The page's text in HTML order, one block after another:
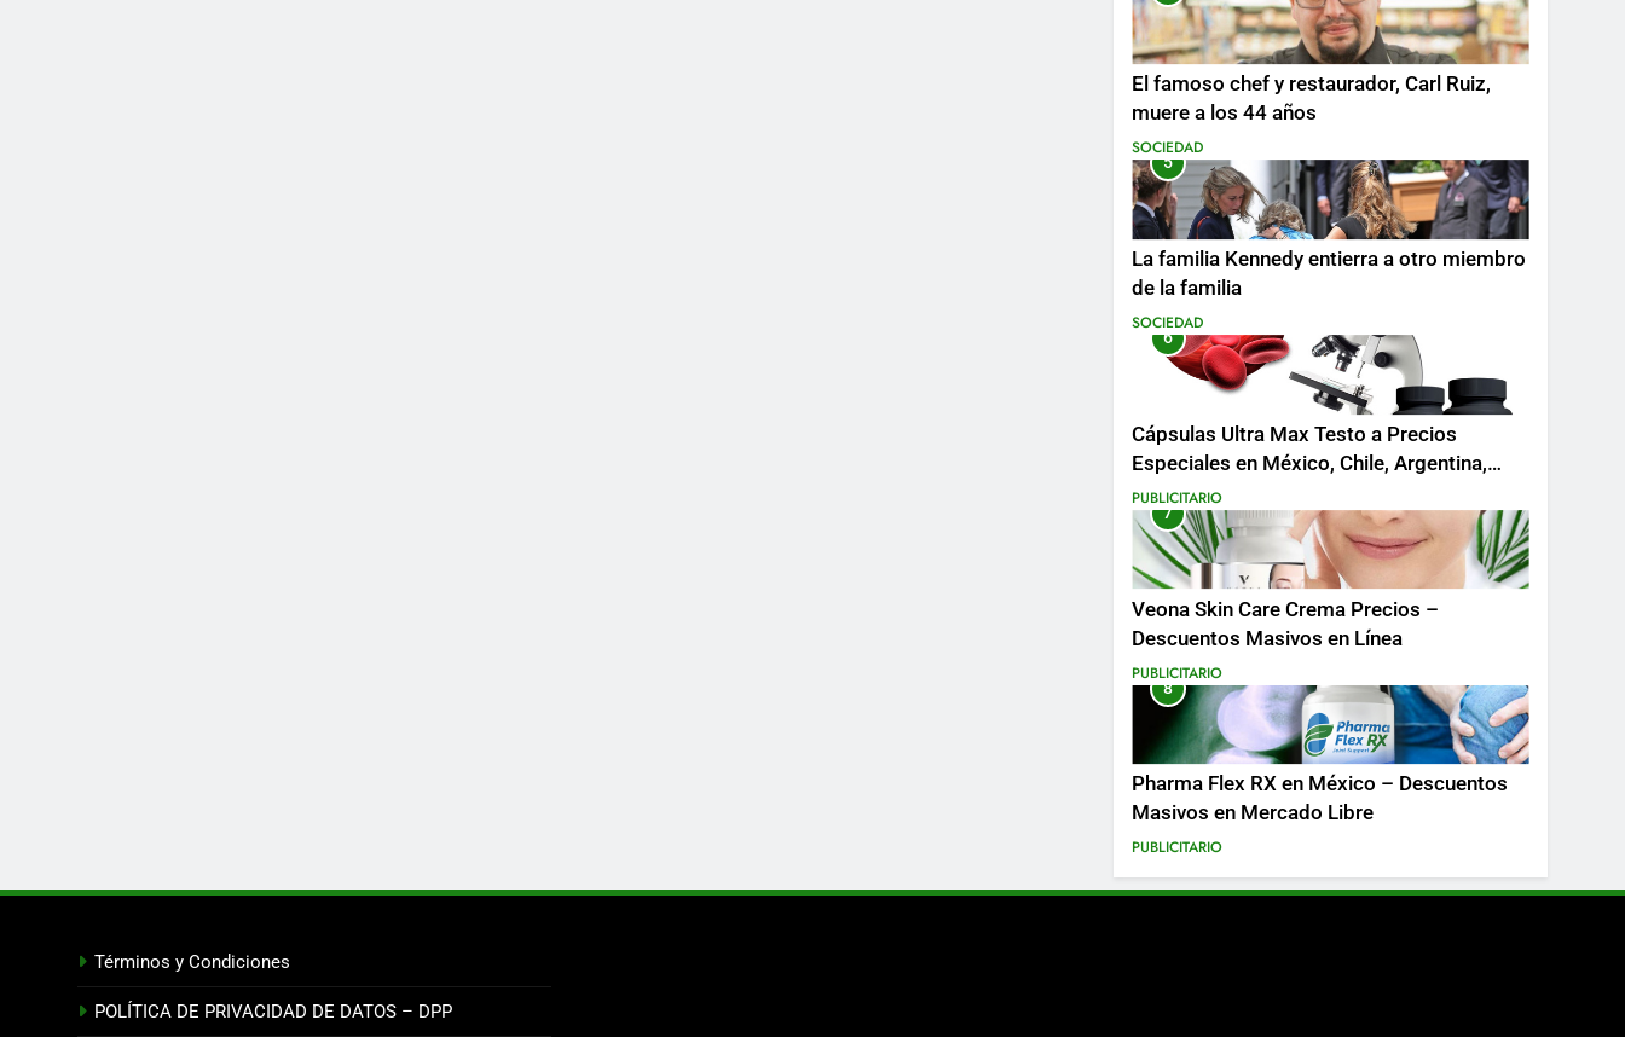
El famoso chef y restaurador, Carl Ruiz,
muere a los 44 años
SOCIEDAD
5
La familia Kennedy entierra a otro miembro
de la familia
SOCIEDAD
6
Cápsulas Ultra Max Testo a Precios
Especiales en México, Chile, Argentina,
Colombia, Perú , Ecuador, Costa Rica y
Más
PUBLICITARIO
7
Veona Skin Care Crema Precios –
Descuentos Masivos en Línea
PUBLICITARIO
8
Pharma Flex RX en México – Descuentos
Masivos en Mercado Libre
PUBLICITARIO
Términos y Condiciones
POLÍTICA DE PRIVACIDAD DE DATOS – DPP